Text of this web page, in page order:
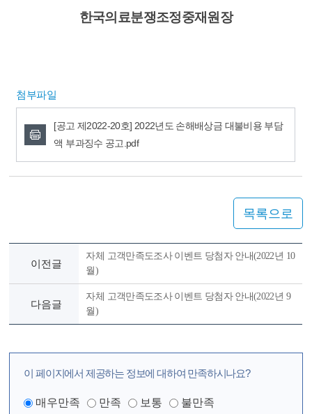
한국의료분쟁조정중재원장
첨부파일
[공고 제2022-20호] 2022년도 손해배상금 대불비용 부담
액 부과징수 공고.pdf
목록으로
이전글
자체 고객만족도조사 이벤트 당첨자 안내(2022년 10
월)
다음글
자체 고객만족도조사 이벤트 당첨자 안내(2022년 9
월)
이 페이지에서 제공하는 정보에 대하여 만족하시나요?
매우만족 만족 보통
불만족